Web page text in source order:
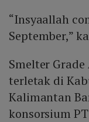
“Insyaallah
September,”
Smelter
terletak di
Kalimantan
konsorsium